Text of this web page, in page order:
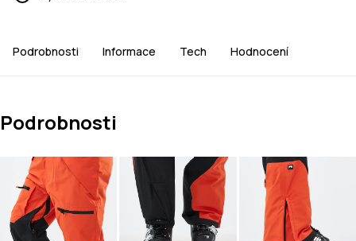
Podrobnosti Informace Tech Hodnocení
Podrobnosti